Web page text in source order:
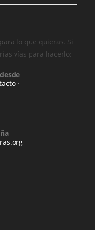
lo que quieras. Si
vías para hacerlo:
·